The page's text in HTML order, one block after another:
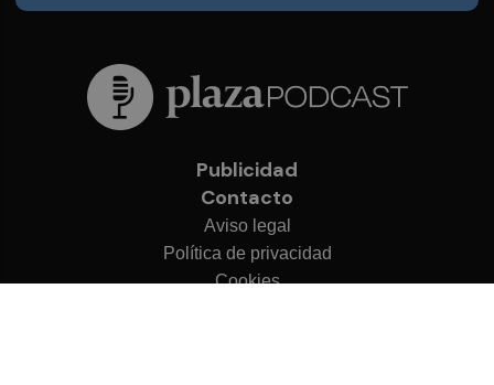
Publicidad
Contacto
Aviso legal
Política de privacidad
Cookies